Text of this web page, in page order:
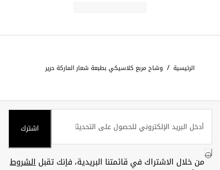
الرئيسية / وشاح مربع كلاسيكي بطبعة شعار الماركة حرير
اشترك
من خلال الاشتراك في قائمتنا البريدية، فإنك تقبلالشروط